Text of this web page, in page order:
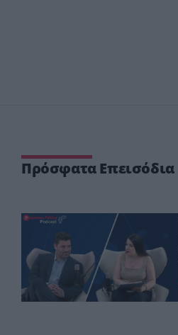
Πρόσφατα Επεισόδια